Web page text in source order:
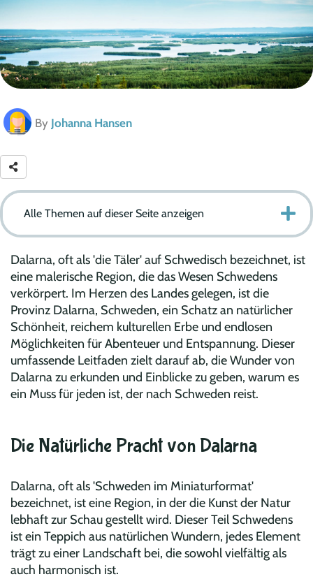
By Johanna Hansen
Alle Themen auf dieser Seite anzeigen
Dalarna, oft als 'die Täler' auf Schwedisch bezeichnet, ist
eine malerische Region, die das Wesen Schwedens
verkörpert. Im Herzen des Landes gelegen, ist die
Provinz Dalarna, Schweden, ein Schatz an natürlicher
Schönheit, reichem kulturellen Erbe und endlosen
Möglichkeiten für Abenteuer und Entspannung. Dieser
umfassende Leitfaden zielt darauf ab, die Wunder von
Dalarna zu erkunden und Einblicke zu geben, warum es
ein Muss für jeden ist, der nach Schweden reist.
Die Natürliche Pracht von Dalarna
Dalarna, oft als 'Schweden im Miniaturformat'
bezeichnet, ist eine Region, in der die Kunst der Natur
lebhaft zur Schau gestellt wird. Dieser Teil Schwedens
ist ein Teppich aus natürlichen Wundern, jedes Element
trägt zu einer Landschaft bei, die sowohl vielfältig als
auch harmonisch ist.